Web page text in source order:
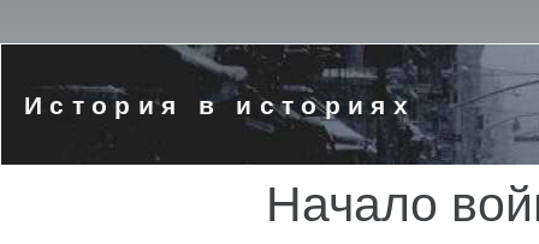
История в историях
Начало